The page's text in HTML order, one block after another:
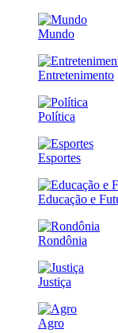
Mundo
Entretenimento
Política
Esportes
Educação e
Rondônia
Justiça
Agro